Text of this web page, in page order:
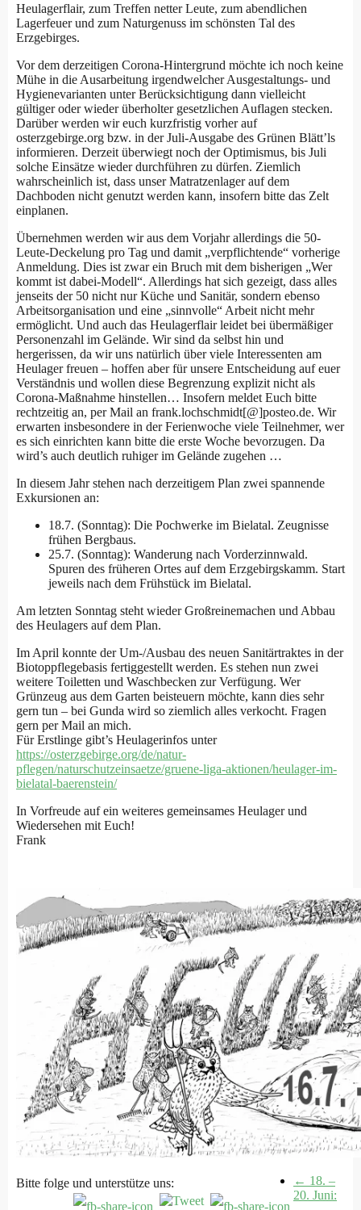
Heulagerflair, zum Treffen netter Leute, zum abendlichen
Lagerfeuer und zum Naturgenuss im schönsten Tal des
Erzgebirges.
Vor dem derzeitigen Corona-Hintergrund möchte ich noch keine
Mühe in die Ausarbeitung irgendwelcher Ausgestaltungs- und
Hygienevarianten unter Berücksichtigung dann vielleicht
gültiger oder wieder überholter gesetzlichen Auflagen stecken.
Darüber werden wir euch kurzfristig vorher auf
osterzgebirge.org bzw. in der Juli-Ausgabe des Grünen Blätt’ls
informieren. Derzeit überwiegt noch der Optimismus, bis Juli
solche Einsätze wieder durchführen zu dürfen. Ziemlich
wahrscheinlich ist, dass unser Matratzenlager auf dem
Dachboden nicht genutzt werden kann, insofern bitte das Zelt
einplanen.
Übernehmen werden wir aus dem Vorjahr allerdings die 50-
Leute-Deckelung pro Tag und damit „verpflichtende“ vorherige
Anmeldung. Dies ist zwar ein Bruch mit dem bisherigen „Wer
kommt ist dabei-Modell“. Allerdings hat sich gezeigt, dass alles
jenseits der 50 nicht nur Küche und Sanitär, sondern ebenso
Arbeitsorganisation und eine „sinnvolle“ Arbeit nicht mehr
ermöglicht. Und auch das Heulagerflair leidet bei übermäßiger
Personenzahl im Gelände. Wir sind da selbst hin und
hergerissen, da wir uns natürlich über viele Interessenten am
Heulager freuen – hoffen aber für unsere Entscheidung auf euer
Verständnis und wollen diese Begrenzung explizit nicht als
Corona-Maßnahme hinstellen… Insofern meldet Euch bitte
rechtzeitig an, per Mail an frank.lochschmidt[@]posteo.de. Wir
erwarten insbesondere in der Ferienwoche viele Teilnehmer, wer
es sich einrichten kann bitte die erste Woche bevorzugen. Da
wird’s auch deutlich ruhiger im Gelände zugehen …
In diesem Jahr stehen nach derzeitigem Plan zwei spannende
Exkursionen an:
18.7. (Sonntag): Die Pochwerke im Bielatal. Zeugnisse
frühen Bergbaus.
25.7. (Sonntag): Wanderung nach Vorderzinnwald.
Spuren des früheren Ortes auf dem Erzgebirgskamm. Start
jeweils nach dem Frühstück im Bielatal.
Am letzten Sonntag steht wieder Großreinemachen und Abbau
des Heulagers auf dem Plan.
Im April konnte der Um-/Ausbau des neuen Sanitärtraktes in der
Biotoppflegebasis fertiggestellt werden. Es stehen nun zwei
weitere Toiletten und Waschbecken zur Verfügung. Wer
Grünzeug aus dem Garten beisteuern möchte, kann dies sehr
gern tun – bei Gunda wird so ziemlich alles verkocht. Fragen
gern per Mail an mich.
Für Erstlinge gibt’s Heulagerinfos unter
https://osterzgebirge.org/de/natur-
pflegen/naturschutzeinsaetze/gruene-liga-aktionen/heulager-im-
bielatal-baerenstein/
In Vorfreude auf ein weiteres gemeinsames Heulager und
Wiedersehen mit Euch!
Frank
Bitte folge und unterstütze uns: ← 18. –
20. Juni: